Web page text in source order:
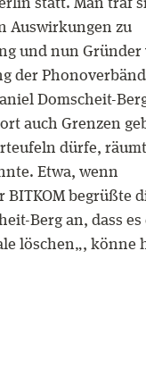
statt. Man traf
Auswirkungen zu
und nun Gründer
der
Domscheit-
auch Grenzen
dürfe,
Etwa, wenn
begrüßte
Berg an, dass es
löschen„, könne